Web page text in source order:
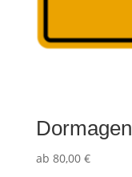
Dormagen
ab 80,00 €